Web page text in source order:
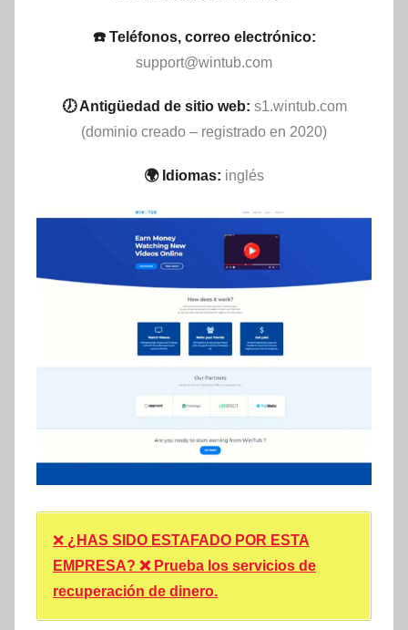
☎️ Teléfonos, correo electrónico:
support@wintub.com
🕖 Antigüedad de sitio web: s1.wintub.com
(dominio creado – registrado en 2020)
🌍 Idiomas: inglés
❌ ¿HAS SIDO ESTAFADO POR ESTA
EMPRESA? ❌ Prueba los servicios de
recuperación de dinero.